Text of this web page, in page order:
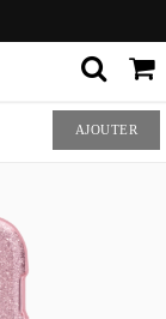
AJOUTER